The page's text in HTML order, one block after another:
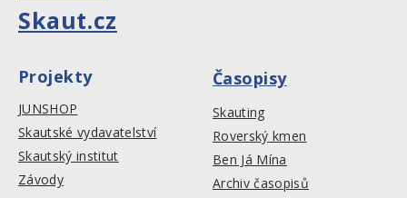
Skaut.cz
Projekty
JUNSHOP
Skautské vydavatelství
Skautský institut
Závody
Časopisy
Skauting
Roverský kmen
Ben Já Mína
Archiv časopisů